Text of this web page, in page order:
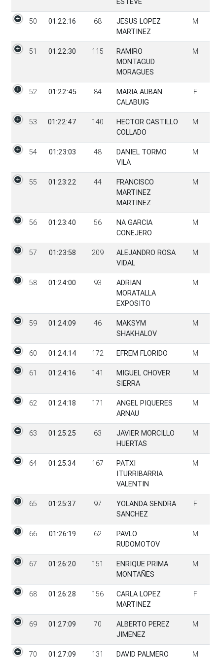
50 01:22:16 68
JESUS LOPEZ
MARTINEZ
M
51 01:22:30 115
RAMIRO
MONTAGUD
MORAGUES
M
52 01:22:45 84
MARIA AUBAN
CALABUIG
F
53 01:22:47 140
HECTOR CASTILLO
COLLADO
M
54 01:23:03 48
DANIEL TORMO
VILA
M
55 01:23:22 44
FRANCISCO
MARTINEZ
MARTINEZ
M
56 01:23:40 56
NA GARCIA
CONEJERO
M
57 01:23:58 209
ALEJANDRO ROSA
VIDAL
M
58 01:24:00 93
ADRIAN
MORATALLA
EXPOSITO
M
59 01:24:09 46
MAKSYM
SHAKHALOV
M
60 01:24:14 172 EFREM FLORIDO M
61 01:24:16 141
MIGUEL CHOVER
SIERRA
M
62 01:24:18 171
ANGEL PIQUERES
ARNAU
M
63 01:25:25 63
JAVIER MORCILLO
HUERTAS
M
64 01:25:34 167
PATXI
ITURRIBARRIA
VALENTIN
M
65 01:25:37 97
YOLANDA SENDRA
SANCHEZ
F
66 01:26:19 62
PAVLO
RUDOMOTOV
M
67 01:26:20 151
ENRIQUE PRIMA
MONTAÑES
M
68 01:26:28 156
CARLA LOPEZ
MARTINEZ
F
69 01:27:09 70
ALBERTO PEREZ
JIMENEZ
M
70 01:27:09 131 DAVID PALMERO M